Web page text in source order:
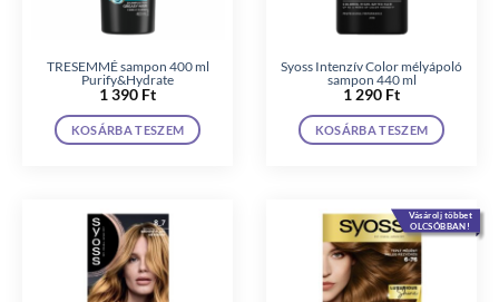
TRESEMMÉ sampon 400 ml
Purify&Hydrate
1 390 Ft
KOSÁRBA TESZEM
Syoss Intenzív Color mélyápoló
sampon 440 ml
1 290 Ft
KOSÁRBA TESZEM
Vásárolj többet
OLCSÓBBAN!